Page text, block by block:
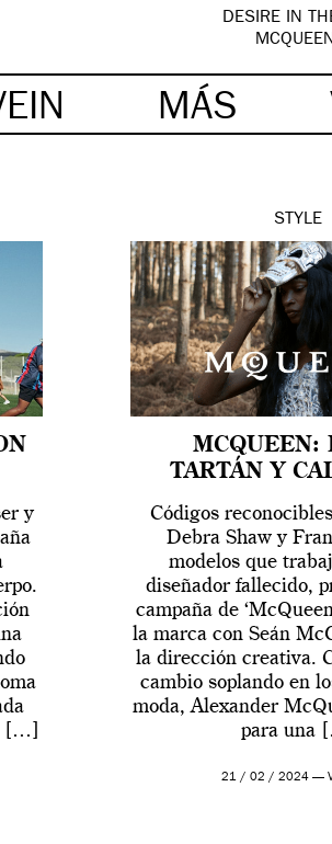
DESIRE IN
MÁS
y
[…]
STYLE
MCQUEEN:
TARTÁN Y
Códigos
Debra Shaw y
modelos que
diseñador fallecido,
campaña de
la marca con Seán
la dirección creativa.
cambio soplando en
moda, Alexander
para una
21 / 02 / 2024 —